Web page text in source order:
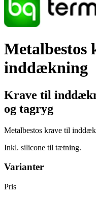
Metalbestos
inddækning
Krave til
og tagryg
Metalbestos krave til
Inkl. silicone til tætning.
Varianter
Pris